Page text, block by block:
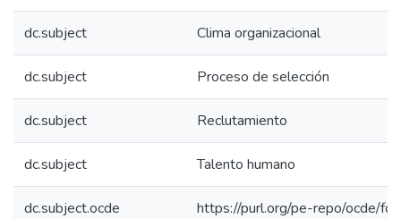
dc.subject Clima organizacional
dc.subject Proceso de selección
dc.subject Reclutamiento
dc.subject Talento humano
dc.subject.ocde https://purl.org/pe-repo/ocde/